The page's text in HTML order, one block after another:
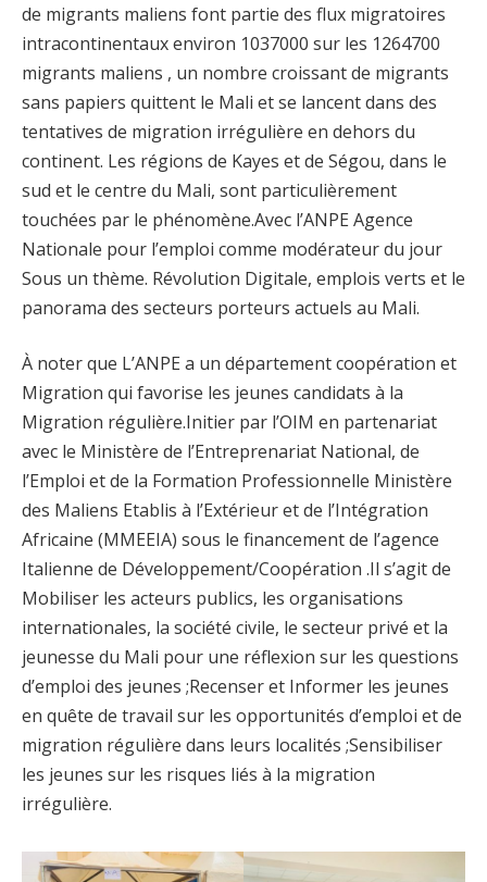
de migrants maliens font partie des flux migratoires
intracontinentaux environ 1037000 sur les 1264700
migrants maliens , un nombre croissant de migrants
sans papiers quittent le Mali et se lancent dans des
tentatives de migration irrégulière en dehors du
continent. Les régions de Kayes et de Ségou, dans le
sud et le centre du Mali, sont particulièrement
touchées par le phénomène.Avec l’ANPE Agence
Nationale pour l’emploi comme modérateur du jour
Sous un thème. Révolution Digitale, emplois verts et le
panorama des secteurs porteurs actuels au Mali.
À noter que L’ANPE a un département coopération et
Migration qui favorise les jeunes candidats à la
Migration régulière.Initier par l’OIM en partenariat
avec le Ministère de l’Entreprenariat National, de
l’Emploi et de la Formation Professionnelle Ministère
des Maliens Etablis à l’Extérieur et de l’Intégration
Africaine (MMEEIA) sous le financement de l’agence
Italienne de Développement/Coopération .Il s’agit de
Mobiliser les acteurs publics, les organisations
internationales, la société civile, le secteur privé et la
jeunesse du Mali pour une réflexion sur les questions
d’emploi des jeunes ;Recenser et Informer les jeunes
en quête de travail sur les opportunités d’emploi et de
migration régulière dans leurs localités ;Sensibiliser
les jeunes sur les risques liés à la migration
irrégulière.